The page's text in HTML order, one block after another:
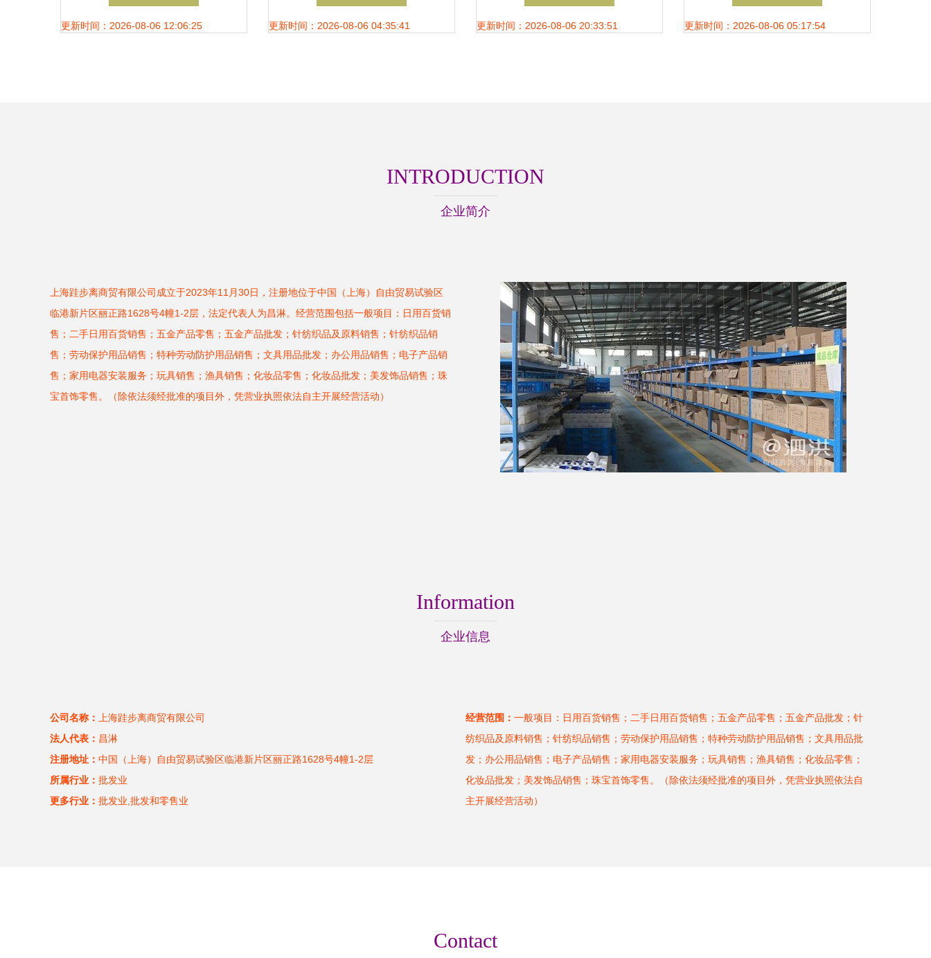
会与岳阳市贸促会赴临调研渔
更新时间：2026-08-06 12:06:25 更新时间：2026-08-06 04:35:41 批发优势解析
更新时间：2026-08-06 20:33:51 更新时间：2026-08-06 05:17:54
INTRODUCTION
企业简介
上海跬步离商贸有限公司成立于2023年11月30日，注册地位于中国（上海）自由贸易试验区
临港新片区丽正路1628号4幢1-2层，法定代表人为昌淋。经营范围包括一般项目：日用百货销
售；二手日用百货销售；五金产品零售；五金产品批发；针纺织品及原料销售；针纺织品销
售；劳动保护用品销售；特种劳动防护用品销售；文具用品批发；办公用品销售；电子产品销
售；家用电器安装服务；玩具销售；渔具销售；化妆品零售；化妆品批发；美发饰品销售；珠
宝首饰零售。（除依法须经批准的项目外，凭营业执照依法自主开展经营活动）
Information
企业信息
公司名称：
上海跬步离商贸有限公司
法人代表： 昌淋
注册地址： 中国（上海）自由贸易试验区临港新片区丽正路1628号4幢1-2层
所属行业： 批发业
更多行业： 批发业,批发和零售业
经营范围： 一般项目：日用百货销售；二手日用百货销售；五金产品零售；五金产品批发；针
纺织品及原料销售；针纺织品销售；劳动保护用品销售；特种劳动防护用品销售；文具用品批
发；办公用品销售；电子产品销售；家用电器安装服务；玩具销售；渔具销售；化妆品零售；
化妆品批发；美发饰品销售；珠宝首饰零售。（除依法须经批准的项目外，凭营业执照依法自
主开展经营活动）
Contact